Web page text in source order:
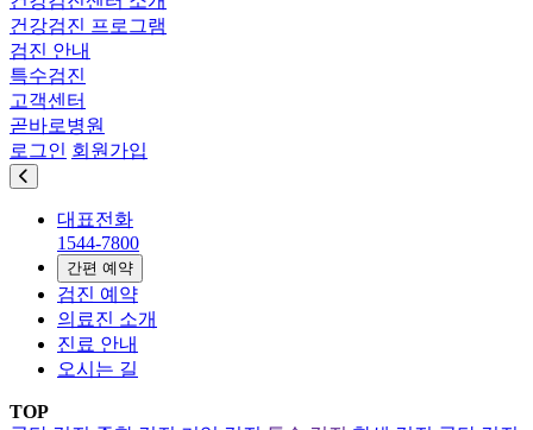
건강검진 프로그램
검진 안내
특수검진
고객센터
곧바로병원
로그인 회원가입
대표전화
1544-7800
간편 예약
검진 예약
의료진 소개
진료 안내
오시는 길
TOP